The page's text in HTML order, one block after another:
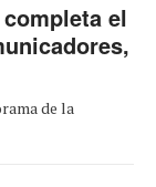
el
de la